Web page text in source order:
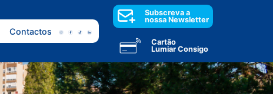
Contactos
Subscreva a
nossa Newsletter
Cartão
Lumiar Consigo